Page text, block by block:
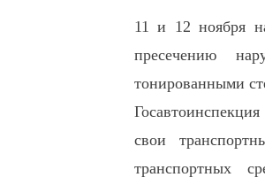
11 и 12 ноября
пресечению
тонированными
свои
транспортных